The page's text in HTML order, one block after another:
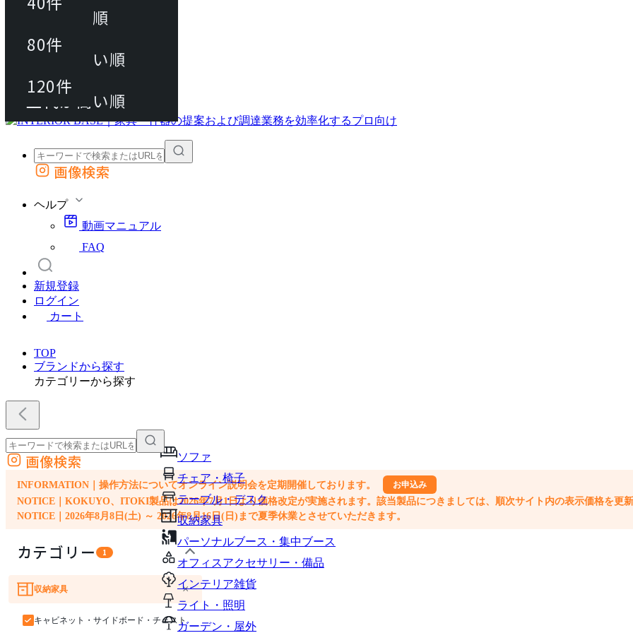
動画マニュアル
FAQ
カート
外部サイトの商品をカートに追加
画像検索
ヘルプ
動画マニュアル
FAQ
新規登録
ログイン
カート
TOP
ブランドから探す
カテゴリーから探す
ソファ
チェア・椅子
テーブル・デスク
収納家具
パーソナルブース・集中ブース
オフィスアクセサリー・備品
インテリア雑貨
ライト・照明
ガーデン・屋外
外部サイトの商品をカートに追加
他のサイトで見つけた商品ページのURLを貼り付けて、カートに追加できます
画像検索
INFORMATION｜操作方法についてオンライン説明会を定期開催しております。 お申込み
NOTICE｜KOKUYO、ITOKI製品は2026年7月1日より価格改定が実施されます。該当製品につきましては、順次サイト内の表示価格を更新
NOTICE｜2026年8月8日(土) ～ 2026年8月16日(日)まで夏季休業とさせていただきます。
カテゴリー 1
ソファ
チェア・椅子
テーブル・デスク
収納家具 ×
キャビネット・サイドボード・チェスト
80件
120件
おすすめ順
上代が安い順
上代が高い順
80件
120件